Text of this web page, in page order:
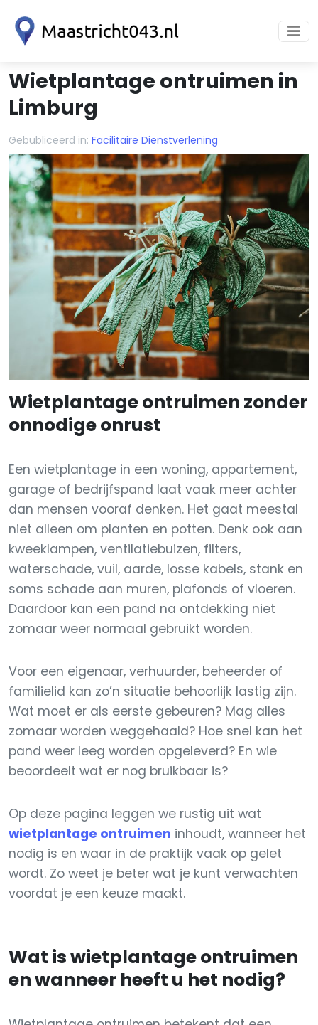
Wietplantage ontruimen in
Limburg
Gebubliceerd in: Facilitaire Dienstverlening
Wietplantage ontruimen zonder
onnodige onrust
Een wietplantage in een woning, appartement,
garage of bedrijfspand laat vaak meer achter
dan mensen vooraf denken. Het gaat meestal
niet alleen om planten en potten. Denk ook aan
kweeklampen, ventilatiebuizen, filters,
waterschade, vuil, aarde, losse kabels, stank en
soms schade aan muren, plafonds of vloeren.
Daardoor kan een pand na ontdekking niet
zomaar weer normaal gebruikt worden.
Voor een eigenaar, verhuurder, beheerder of
familielid kan zo’n situatie behoorlijk lastig zijn.
Wat moet er als eerste gebeuren? Mag alles
zomaar worden weggehaald? Hoe snel kan het
pand weer leeg worden opgeleverd? En wie
beoordeelt wat er nog bruikbaar is?
Op deze pagina leggen we rustig uit wat
wietplantage ontruimen inhoudt, wanneer het
nodig is en waar in de praktijk vaak op gelet
wordt. Zo weet je beter wat je kunt verwachten
voordat je een keuze maakt.
Wat is wietplantage ontruimen
en wanneer heeft u het nodig?